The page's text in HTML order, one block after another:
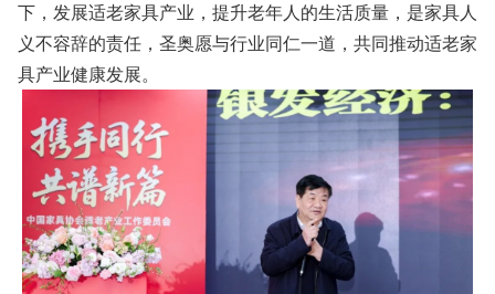
下，发展适老家具产业，提升老年人的生活质量，是家具人
义不容辞的责任，圣奥愿与行业同仁一道，共同推动适老家
具产业健康发展。